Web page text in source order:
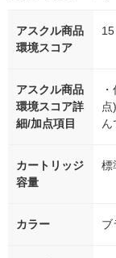
アスクル商品
環境スコア
15
アスクル商品
環境スコア詳
細/加点項目
点
ん
カートリッジ
容量
標
カラー ブ